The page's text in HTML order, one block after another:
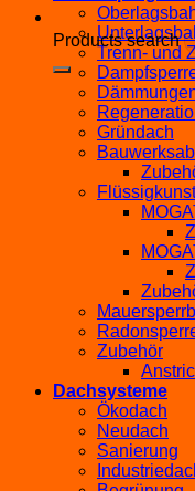
Products search
Trenn- und
Gründach
Zubehör
Dachsysteme
Ökodach
Neudach
Sanierung